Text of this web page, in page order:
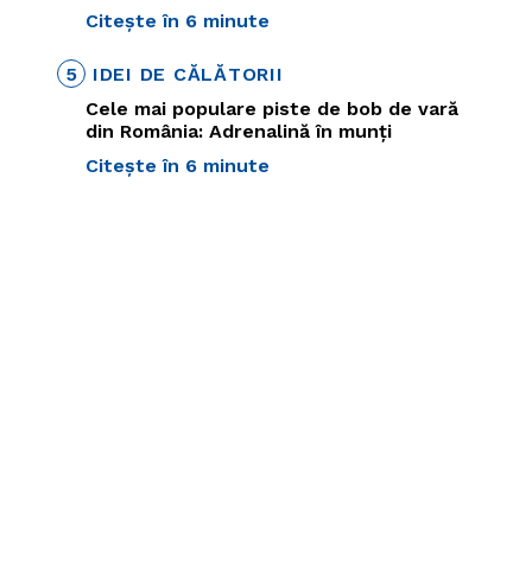
Citește în 6 minute
5
IDEI DE CĂLĂTORII
Cele mai populare piste de bob de vară
din România: Adrenalină în munți
Citește în 6 minute